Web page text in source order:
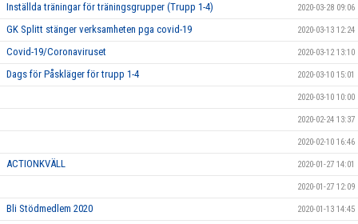
Inställda träningar för träningsgrupper (Trupp 1-4) 2020-03-28 09:06
GK Splitt stänger verksamheten pga covid-19 2020-03-13 12:24
Covid-19/Coronaviruset 2020-03-12 13:10
Dags för Påskläger för trupp 1-4 2020-03-10 15:01
2020-03-10 10:00
2020-02-24 13:37
2020-02-10 16:46
ACTIONKVÄLL 2020-01-27 14:01
2020-01-27 12:09
Bli Stödmedlem 2020 2020-01-13 14:45